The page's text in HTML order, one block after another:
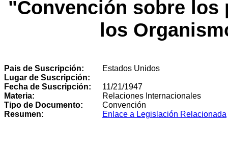
"Convención sobre
los
Pais de Suscripción:
Estados Unidos
Lugar de Suscripción:
Fecha de Suscripción:
11/21/1947
Materia:
Relaciones Internacionales
Tipo de Documento:
Convención
Resumen:
Enlace a Legislación Relacionada